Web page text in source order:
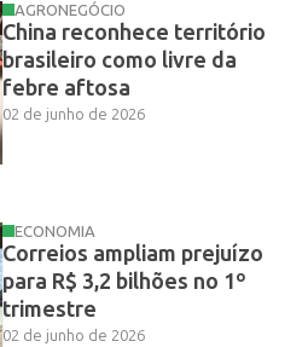
AGRONEGÓCIO
China reconhece território
brasileiro como livre da
febre aftosa
02 de junho de 2026
ECONOMIA
Correios ampliam prejuízo
para R$ 3,2 bilhões no 1º
trimestre
02 de junho de 2026